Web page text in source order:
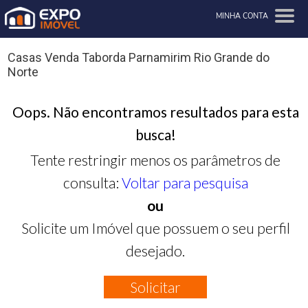
MINHA CONTA
Casas Venda Taborda Parnamirim Rio Grande do
Norte
Oops. Não encontramos resultados para esta
busca!
Tente restringir menos os parâmetros de
consulta: Voltar para pesquisa
ou
Solicite um Imóvel que possuem o seu perfil
desejado.
Solicitar